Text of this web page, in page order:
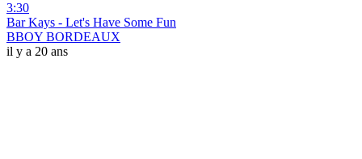
3:30
Bar Kays - Let's Have Some Fun
BBOY BORDEAUX
il y a 20 ans